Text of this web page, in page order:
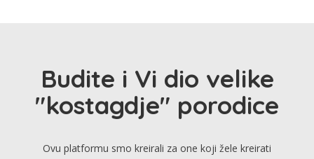
Budite i Vi dio velike
"kostagdje" porodice
Ovu platformu smo kreirali za one koji žele kreirati